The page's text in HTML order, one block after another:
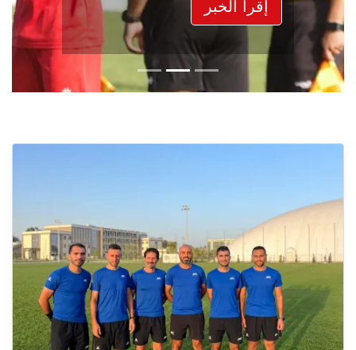
إقرأ الخبر